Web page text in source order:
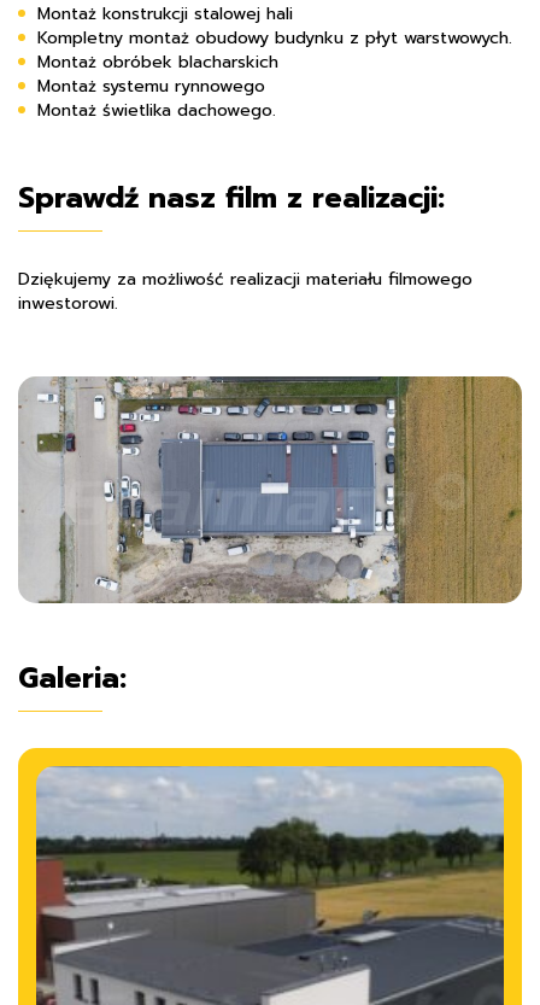
Montaż konstrukcji stalowej hali
Kompletny montaż obudowy budynku z płyt warstwowych.
Montaż obróbek blacharskich
Montaż systemu rynnowego
Montaż świetlika dachowego.
Sprawdź nasz film z realizacji:
Dziękujemy za możliwość realizacji materiału filmowego
inwestorowi.
Galeria: